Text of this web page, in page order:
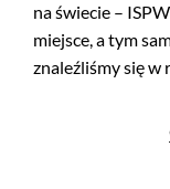
na świecie –
miejsce, a tym
znaleźliśmy się